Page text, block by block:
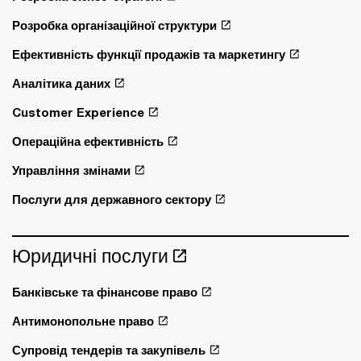
Розробка організаційної структури
Ефективність функції продажів та маркетингу
Аналітика даних
Customer Experience
Операційна ефективність
Управління змінами
Послуги для державного сектору
Юридичні послуги
Банківське та фінансове право
Антимонопольне право
Супровід тендерів та закупівель